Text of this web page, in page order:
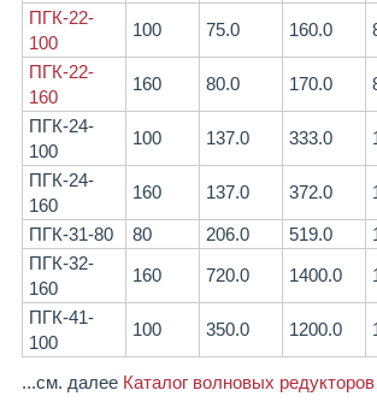
ПГК-22-
100
100 75.0 160.0
ПГК-22-
160
160 80.0 170.0
ПГК-24-
100
100 137.0 333.0
ПГК-24-
160
160 137.0 372.0
ПГК-31-80 80 206.0 519.0
ПГК-32-
160
160 720.0 1400.0
ПГК-41-
100
100 350.0 1200.0
...см. далее Каталог волновых